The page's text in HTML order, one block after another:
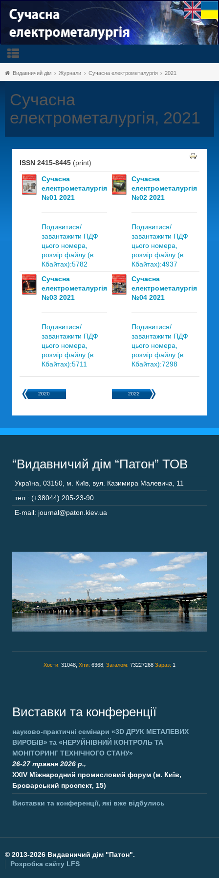
Видавничий дім Журнали Сучасна електрометалургія 2021
Сучасна
електрометалургія, 2021
ISSN 2415-8445 (print)
Сучасна
електрометалургія
№01 2021
Подивитися/
завантажити ПДФ
цього номера,
розмір файлу (в
Кбайтах):5782
Сучасна
електрометалургія
№02 2021
Подивитися/
завантажити ПДФ
цього номера,
розмір файлу (в
Кбайтах):4937
Сучасна
електрометалургія
№03 2021
Подивитися/
завантажити ПДФ
цього номера,
розмір файлу (в
Кбайтах):5711
Сучасна
електрометалургія
№04 2021
Подивитися/
завантажити ПДФ
цього номера,
розмір файлу (в
Кбайтах):7298
2020 2022
“Видавничий дім “Патон” ТОВ
Україна 03150 м. Київ, вул. Казимира Малевича, 11
тел.: (+38044) 205-23-90
E-mail: journal@paton.kiev.ua
Хости: 31048, Хіти: 6368, Загалом: 73227268 Зараз: 1
Виставки та конференції
науково-практичні семінари «3D ДРУК МЕТАЛЕВИХ
ВИРОБІВ» та «НЕРУЙНІВНИЙ КОНТРОЛЬ ТА
МОНІТОРИНГ ТЕХНІЧНОГО СТАНУ»
26-27 травня 2026 р.,
XXIV Міжнародний промисловий форум (м. Київ,
Броварський проспект, 15)
Виставки та конференції, які вже відбулись
© 2013-2026 Видавничий дім "Патон".
Розробка сайту LFS